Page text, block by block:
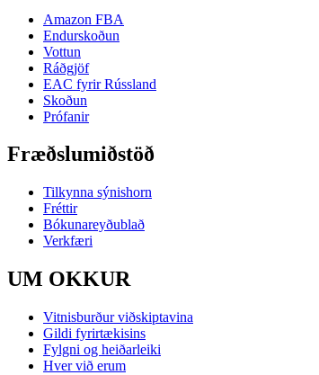
Amazon FBA
Endurskoðun
Vottun
Ráðgjöf
EAC fyrir Rússland
Skoðun
Prófanir
Fræðslumiðstöð
Tilkynna sýnishorn
Fréttir
Bókunareyðublað
Verkfæri
UM OKKUR
Vitnisburður viðskiptavina
Gildi fyrirtækisins
Fylgni og heiðarleiki
Hver við erum